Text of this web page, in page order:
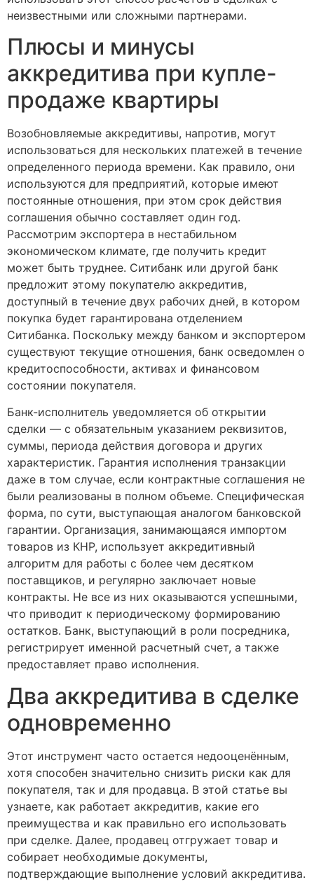
неизвестными или сложными партнерами.
Плюсы и минусы
аккредитива при купле-
продаже квартиры
Возобновляемые аккредитивы, напротив, могут
использоваться для нескольких платежей в течение
определенного периода времени. Как правило, они
используются для предприятий, которые имеют
постоянные отношения, при этом срок действия
соглашения обычно составляет один год.
Рассмотрим экспортера в нестабильном
экономическом климате, где получить кредит
может быть труднее. Ситибанк или другой банк
предложит этому покупателю аккредитив,
доступный в течение двух рабочих дней, в котором
покупка будет гарантирована отделением
Ситибанка. Поскольку между банком и экспортером
существуют текущие отношения, банк осведомлен о
кредитоспособности, активах и финансовом
состоянии покупателя.
Банк-исполнитель уведомляется об открытии
сделки — с обязательным указанием реквизитов,
суммы, периода действия договора и других
характеристик. Гарантия исполнения транзакции
даже в том случае, если контрактные соглашения не
были реализованы в полном объеме. Специфическая
форма, по сути, выступающая аналогом банковской
гарантии. Организация, занимающаяся импортом
товаров из КНР, использует аккредитивный
алгоритм для работы с более чем десятком
поставщиков, и регулярно заключает новые
контракты. Не все из них оказываются успешными,
что приводит к периодическому формированию
остатков. Банк, выступающий в роли посредника,
регистрирует именной расчетный счет, а также
предоставляет право исполнения.
Два аккредитива в сделке
одновременно
Этот инструмент часто остается недооценённым,
хотя способен значительно снизить риски как для
покупателя, так и для продавца. В этой статье вы
узнаете, как работает аккредитив, какие его
преимущества и как правильно его использовать
при сделке. Далее, продавец отгружает товар и
собирает необходимые документы,
подтверждающие выполнение условий аккредитива.